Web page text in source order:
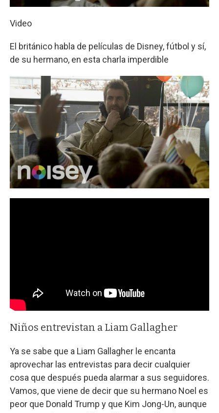
Video
El británico habla de películas de Disney, fútbol y sí,
de su hermano, en esta charla imperdible
Niños entrevistan a Liam Gallagher
Ya se sabe que a Liam Gallagher le encanta
aprovechar las entrevistas para decir cualquier
cosa que después pueda alarmar a sus seguidores.
Vamos, que viene de decir que su hermano Noel es
peor que Donald Trump y que Kim Jong-Un, aunque